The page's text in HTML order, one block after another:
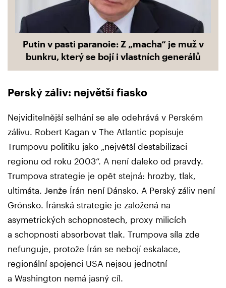
Putin v pasti paranoie: Z „macha“ je muž v
bunkru, který se bojí i vlastních generálů
Perský záliv: největší fiasko
Nejviditelnější selhání se ale odehrává v Perském
zálivu. Robert Kagan v The Atlantic popisuje
Trumpovu politiku jako „největší destabilizaci
regionu od roku 2003“. A není daleko od pravdy.
Trumpova strategie je opět stejná: hrozby, tlak,
ultimáta. Jenže Írán není Dánsko. A Perský záliv není
Grónsko. Íránská strategie je založená na
asymetrických schopnostech, proxy milicích
a schopnosti absorbovat tlak. Trumpova síla zde
nefunguje, protože Írán se nebojí eskalace,
regionální spojenci USA nejsou jednotní
a Washington nemá jasný cíl.